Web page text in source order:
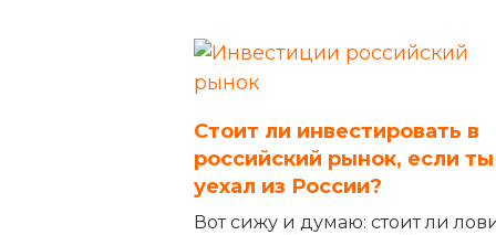
Стоит ли инвестировать в
российский рынок, если ты
уехал из России?
Вот сижу и думаю: стоит ли